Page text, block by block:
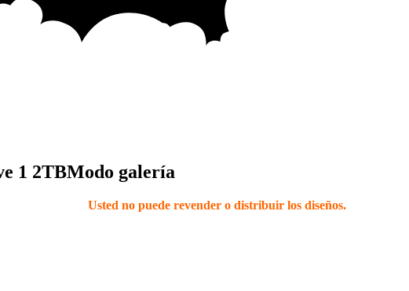
1 2TBModo galería
Usted no puede revender o distribuir los diseños.